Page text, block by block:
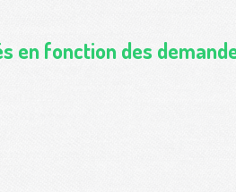
en fonction des